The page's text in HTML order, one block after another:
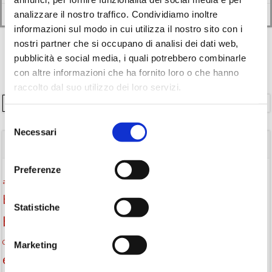
analizzare il nostro traffico. Condividiamo inoltre
informazioni sul modo in cui utilizza il nostro sito con i
nostri partner che si occupano di analisi dei dati web,
pubblicità e social media, i quali potrebbero combinarle
con altre informazioni che ha fornito loro o che hanno
raccolto dal suo utilizzo dei loro servizi.
delNecessari
Preferenze
Statistiche
Marketing
Leggi di più
Cerca
attività per bambini Attività per ragazzi
biblioteca biblioteca di Monselice
biblioteca Monselice Biblioteca San Biagio
Centro per il libro e la lettura cittàchelegge cultura
eventi culturali